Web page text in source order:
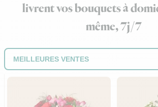
livrent vos bouquets à
même, 7j/7